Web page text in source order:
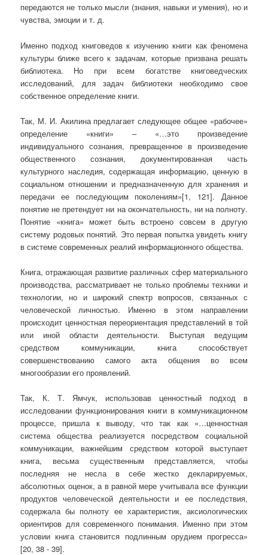
передаются не только мысли (знания, навыки и умения), но и
чувства, эмоции и т. д.
Именно подход книговедов к изучению книги как феномена
культуры ближе всего к задачам, которые призвана решать
библиотека. Но при всем богатстве книговедческих
исследований, для задач библиотеки необходимо свое
собственное определение книги.
Так, М. И. Акилина предлагает следующее общее «рабочее»
определение «книги» – «…это произведение
индивидуального сознания, превращенное в произведение
общественного сознания, документированная часть
культурного наследия, содержащая информацию, ценную в
социальном отношении и предназначенную для хранения и
передачи ее последующим поколениям»[1, 121]. Данное
понятие не претендует ни на окончательность, ни на полноту.
Понятие «книга» может быть встроено совсем в другую
систему родовых понятий. Это первая попытка увидеть книгу
в системе современных реалий информационного общества.
Книга, отражающая развитие различных сфер материального
производства, рассматривает не только проблемы техники и
технологии, но и широкий спектр вопросов, связанных с
человеческой личностью. Именно в этом направлении
происходит ценностная переориентация представлений в той
или иной области деятельности. Выступая ведущим
средством коммуникации, книга способствует
совершенствованию самого акта общения во всем
многообразии его проявлений.
Так, К. Т. Ямчук, использовав ценностный подход в
исследовании функционирования книги в коммуникационном
процессе, пришла к выводу, что так как «…ценностная
система общества реализуется посредством социальной
коммуникации, важнейшим средством которой выступает
книга, весьма существенным представляется, чтобы
последняя не несла в себе жестко декларируемых,
абсолютных оценок, а в равной мере учитывала все функции
продуктов человеческой деятельности и ее последствия,
содержала бы полноту ее характеристик, аксиологических
ориентиров для современного понимания. Именно при этом
условии книга становится подлинным орудием прогресса»
[20, 38 - 39].